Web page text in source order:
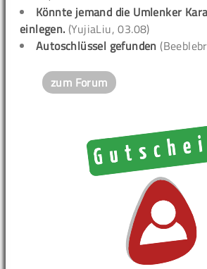
Könnte jemand die Umlenker
einlegen. (YujiaLiu, 03.08)
Autoschlüssel gefunden
zum Forum